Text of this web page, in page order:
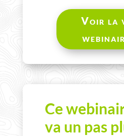
Voir la
Ce
va un pas